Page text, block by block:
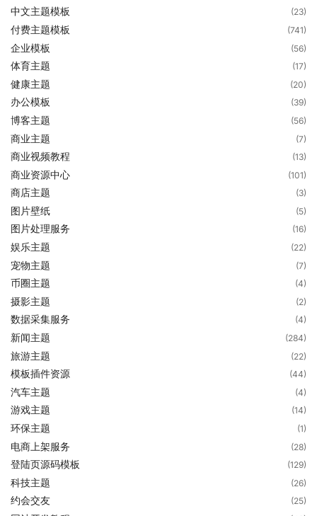
中文主题模板 (23)
付费主题模板 (741)
企业模板 (56)
体育主题 (17)
健康主题 (20)
办公模板 (39)
博客主题 (56)
商业主题 (7)
商业视频教程 (13)
商业资源中心 (101)
商店主题 (3)
图片壁纸 (5)
图片处理服务 (16)
娱乐主题 (22)
宠物主题 (7)
币圈主题 (4)
摄影主题 (2)
数据采集服务 (4)
新闻主题 (284)
旅游主题 (22)
模板插件资源 (44)
汽车主题 (4)
游戏主题 (14)
环保主题 (1)
电商上架服务 (28)
登陆页源码模板 (129)
科技主题 (26)
约会交友 (25)